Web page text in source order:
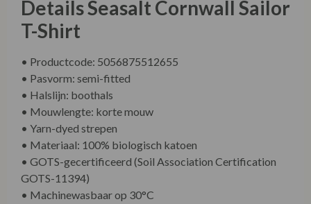
Details Seasalt Cornwall Sailor
T-Shirt
• Productcode: 5056875512655
• Pasvorm: semi-fitted
• Halslijn: boothals
• Mouwlengte: korte mouw
• Yarn-dyed strepen
• Materiaal: 100% biologisch katoen
• GOTS-gecertificeerd (Soil Association Certification
GOTS-11394)
• Machinewasbaar op 30°C